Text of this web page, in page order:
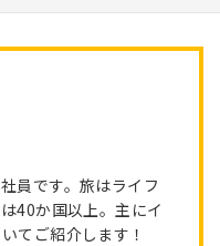
員です。旅はライフ
40か国以上。主にイ
てご紹介します！